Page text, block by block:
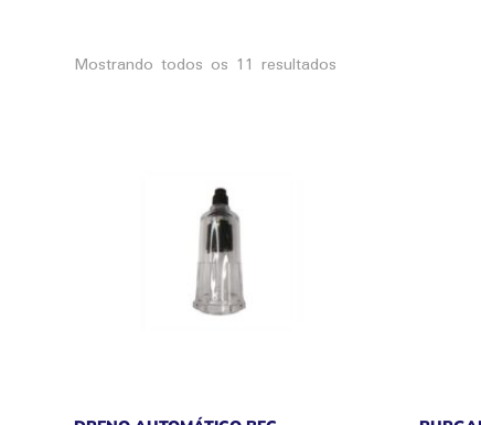
Mostrando todos os 11 resultados